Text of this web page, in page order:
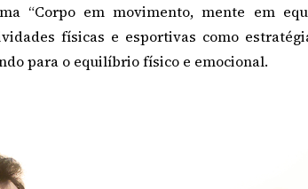
“Corpo em movimento, mente em
físicas e esportivas como
para o equilíbrio físico e emocional.